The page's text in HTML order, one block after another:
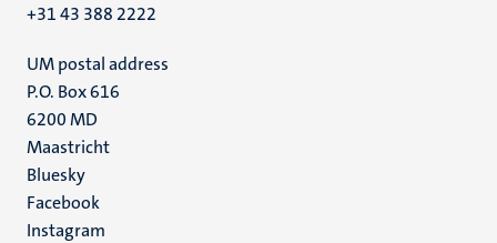
+31 43 388 2222
UM postal address
P.O. Box 616
6200 MD
Maastricht
Social
media
Bluesky
Facebook
Instagram